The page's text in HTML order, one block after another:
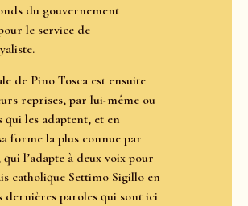
du gouvernement
le service de
de Pino Tosca est ensuite
reprises, par lui-même ou
qui les adaptent, et en
forme la plus connue par
l’adapte à deux voix pour
catholique Settimo Sigillo en
dernières paroles qui sont ici